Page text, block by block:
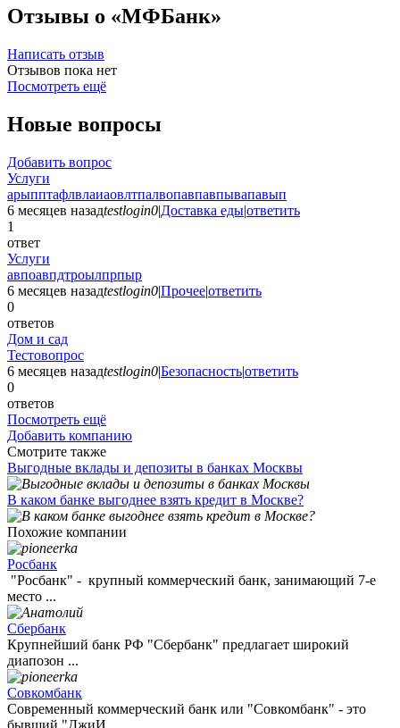
Отзывы о «МФБанк»
Написать отзыв
Отзывов пока нет
Посмотреть ещё
Новые вопросы
Добавить вопрос
Услуги
арыпптафлвлаиаовлтпалвопавпавпывапавып
6 месяцев назадtestlogin0|Доставка еды|ответить
1
ответ
Услуги
авпоавпдтроылпрпыр
6 месяцев назадtestlogin0|Прочее|ответить
0
ответов
Дом и сад
Тестовопрос
6 месяцев назадtestlogin0|Безопасность|ответить
0
ответов
Посмотреть ещё
Добавить компанию
Смотрите также
Выгодные вклады и депозиты в банках Москвы
В каком банке выгоднее взять кредит в Москве?
Похожие компании
Росбанк
"Росбанк" - крупный коммерческий банк, занимающий 7-е
место ...
Сбербанк
Крупнейший банк РФ "Сбербанк" предлагает широкий
диапозон ...
Совкомбанк
Современный коммерческий банк или "Совкомбанк" - это